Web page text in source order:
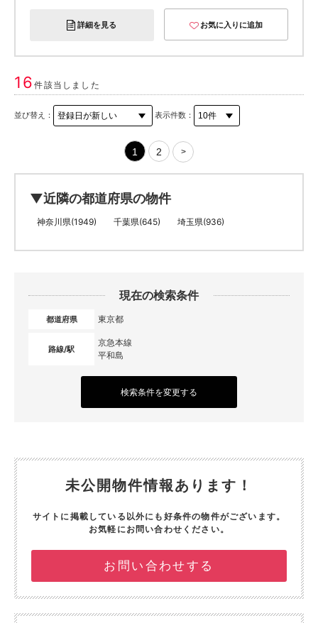
詳細を見る お気に入りに追加
16件該当しました
並び替え： 表示件数：
1 2 >
▼近隣の都道府県の物件
神奈川県(1949) 千葉県(645) 埼玉県(936)
現在の検索条件
都道府県 東京都
路線/駅
京急本線
平和島
検索条件を変更する
未公開物件情報あります！
サイトに掲載している以外にも好条件の物件がございます。
お気軽にお問い合わせください。
お問い合わせする